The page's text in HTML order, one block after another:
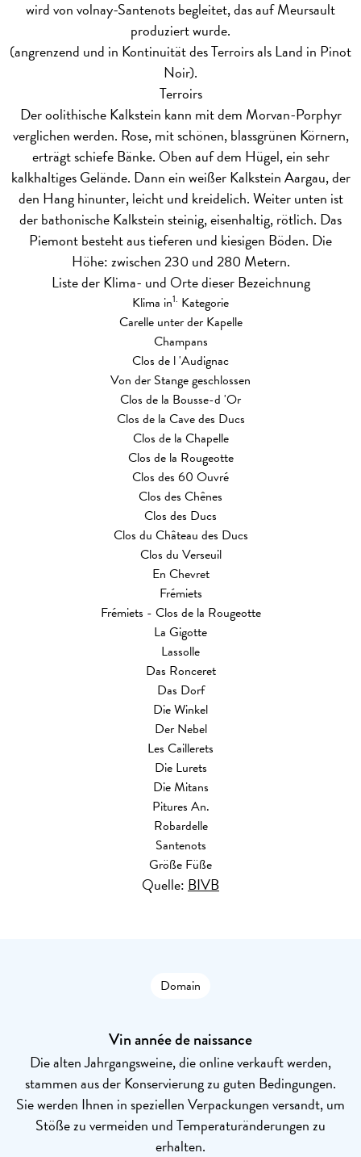
wird von volnay-Santenots begleitet, das auf Meursault
produziert wurde.
(angrenzend und in Kontinuität des Terroirs als Land in Pinot
Noir).
Terroirs
Der oolithische Kalkstein kann mit dem Morvan-Porphyr
verglichen werden. Rose, mit schönen, blassgrünen Körnern,
erträgt schiefe Bänke. Oben auf dem Hügel, ein sehr
kalkhaltiges Gelände. Dann ein weißer Kalkstein Aargau, der
den Hang hinunter, leicht und kreidelich. Weiter unten ist
der bathonische Kalkstein steinig, eisenhaltig, rötlich. Das
Piemont besteht aus tieferen und kiesigen Böden. Die
Höhe: zwischen 230 und 280 Metern.
Liste der Klima- und Orte dieser Bezeichnung
Klima in1. Kategorie
Carelle unter der Kapelle
Champans
Clos de l 'Audignac
Von der Stange geschlossen
Clos de la Bousse-d 'Or
Clos de la Cave des Ducs
Clos de la Chapelle
Clos de la Rougeotte
Clos des 60 Ouvré
Clos des Chênes
Clos des Ducs
Clos du Château des Ducs
Clos du Verseuil
En Chevret
Frémiets
Frémiets - Clos de la Rougeotte
La Gigotte
Lassolle
Das Ronceret
Das Dorf
Die Winkel
Der Nebel
Les Caillerets
Die Lurets
Die Mitans
Pitures An.
Robardelle
Santenots
Größe Füße
Quelle: BIVB
Domain
Vin année de naissance
Die alten Jahrgangsweine, die online verkauft werden,
stammen aus der Konservierung zu guten Bedingungen.
Sie werden Ihnen in speziellen Verpackungen versandt, um
Stöße zu vermeiden und Temperaturänderungen zu
erhalten.